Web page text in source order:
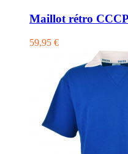
Maillot rétro
59,95 €